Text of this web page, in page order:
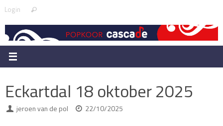
Skip
content
Login Search
Eckartdal 18 oktober 2025
jeroen van de pol 22/10/2025